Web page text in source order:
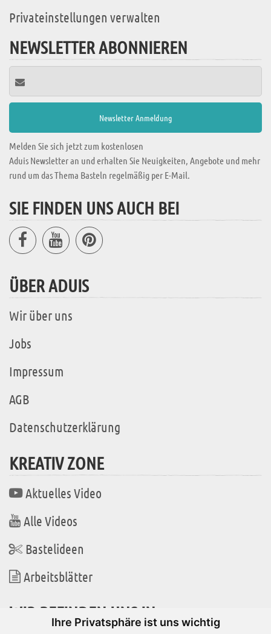
Ihre Privatsphäre ist uns wichtig
Privateinstellungen verwalten
NEWSLETTER ABONNIEREN
Melden Sie sich jetzt zum kostenlosen
Aduis Newsletter an und erhalten Sie Neuigkeiten, Angebote und mehr
rund um das Thema Basteln regelmäßig per E-Mail.
SIE FINDEN UNS AUCH BEI
ÜBER ADUIS
Wir über uns
Jobs
Impressum
AGB
Datenschutzerklärung
KREATIV ZONE
Aktuelles Video
Alle Videos
Bastelideen
Arbeitsblätter
WIR BEFINDEN UNS IN